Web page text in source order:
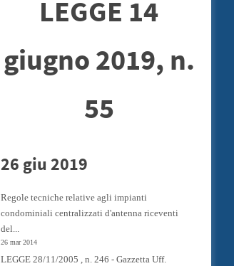
LEGGE 14
giugno 2019, n.
55
26 giu 2019
Regole tecniche relative agli impianti
condominiali centralizzati d'antenna riceventi
del...
26 mar 2014
LEGGE 28/11/2005 , n. 246 - Gazzetta Uff.